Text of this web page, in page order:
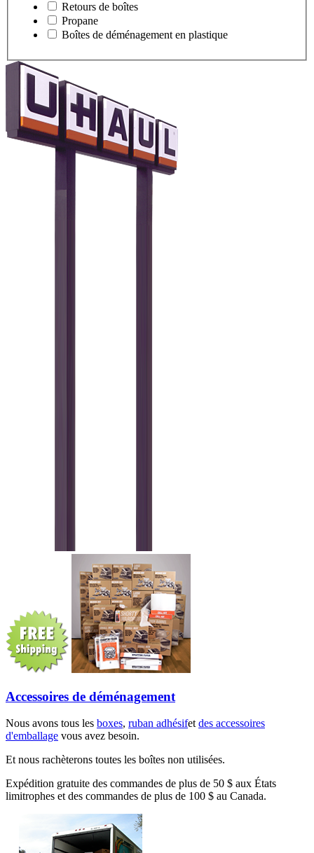
Retours de boîtes
Propane
Boîtes de déménagement en plastique
Accessoires de déménagement
Nous avons tous les boxes, ruban adhésifetdes accessoires
d'emballage vous avez besoin.
Et nous rachèterons toutes les boîtes non utilisées.
Expédition gratuite des commandes de plus de 50 $ aux États
limitrophes et des commandes de plus de 100 $ au Canada.